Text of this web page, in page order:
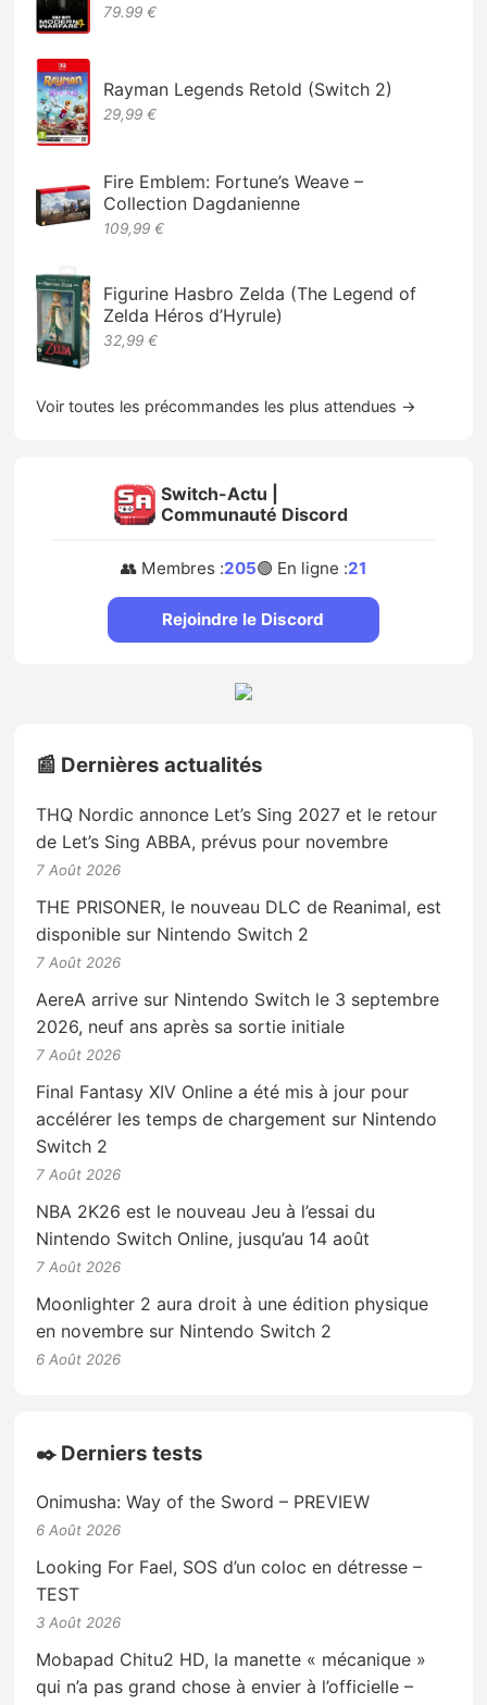
79.99 €
Rayman Legends Retold (Switch 2)
29,99 €
Fire Emblem: Fortune’s Weave –
Collection Dagdanienne
109,99 €
Figurine Hasbro Zelda (The Legend of
Zelda Héros d’Hyrule)
32,99 €
Voir toutes les précommandes les plus attendues →
Switch-Actu |
Communauté Discord
👥 Membres :205🟢 En ligne :21
Rejoindre le Discord
📰 Dernières actualités
THQ Nordic annonce Let’s Sing 2027 et le retour
de Let’s Sing ABBA, prévus pour novembre
7 Août 2026
THE PRISONER, le nouveau DLC de Reanimal, est
disponible sur Nintendo Switch 2
7 Août 2026
AereA arrive sur Nintendo Switch le 3 septembre
2026, neuf ans après sa sortie initiale
7 Août 2026
Final Fantasy XIV Online a été mis à jour pour
accélérer les temps de chargement sur Nintendo
Switch 2
7 Août 2026
NBA 2K26 est le nouveau Jeu à l’essai du
Nintendo Switch Online, jusqu’au 14 août
7 Août 2026
Moonlighter 2 aura droit à une édition physique
en novembre sur Nintendo Switch 2
6 Août 2026
✒️ Derniers tests
Onimusha: Way of the Sword – PREVIEW
6 Août 2026
Looking For Fael, SOS d’un coloc en détresse –
TEST
3 Août 2026
Mobapad Chitu2 HD, la manette « mécanique »
qui n’a pas grand chose à envier à l’officielle –